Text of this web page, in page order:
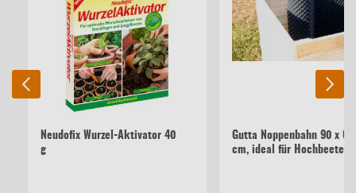
Neudofix Wurzel-Aktivator 40
g
Gutta Noppenbahn 90 x
cm, ideal für Hochbeete